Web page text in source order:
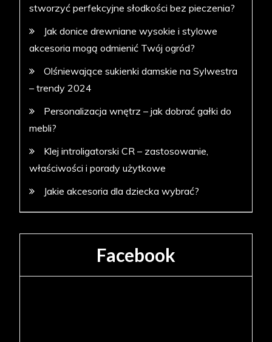
stworzyć perfekcyjne słodkości bez pieczenia?
Jak donice drewniane wysokie i stylowe
akcesoria mogą odmienić Twój ogród?
Olśniewające sukienki damskie na Sylwestra
– trendy 2024
Personalizacja wnętrz – jak dobrać gałki do
mebli?
Klej introligatorski CR – zastosowanie,
właściwości i porady użytkowe
Jakie akcesoria dla dziecka wybrać?
Facebook